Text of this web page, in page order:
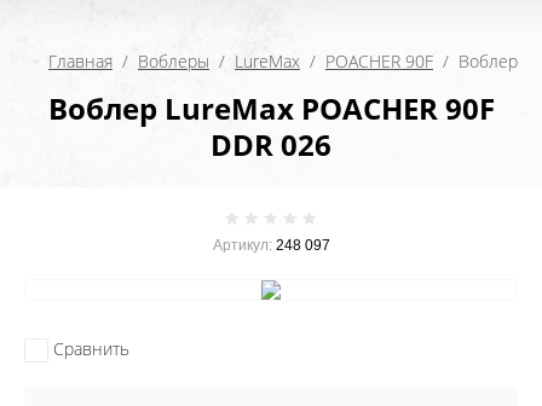
Главная
  /
Воблеры
  /
LureMax
  /
POACHER 90F
/  Воблер
Воблер LureMax POACHER 90F
DDR 026
Артикул:248 097
Сравнить